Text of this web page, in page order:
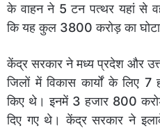
के वाहन ने 5 टन पत्थर यहां से
कि यह कुल 3800 करोड़ का
केंद्र सरकार ने मध्य प्रदेश और
जिलों में विकास कार्यों के लिए
किए थे। इनमें 3 हजार 800
दिए गए थे। केंद्र सरकार ने